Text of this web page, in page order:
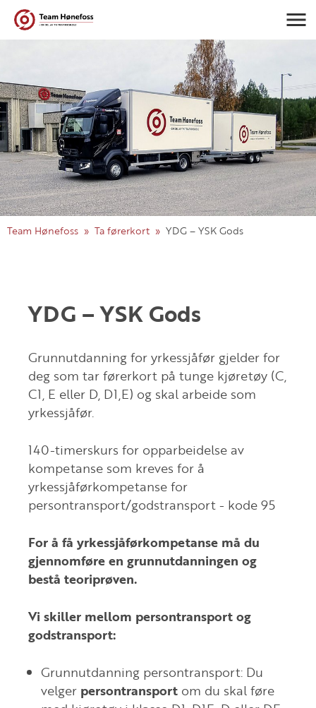
Team Hønefoss Ta førerkort YDG – YSK Gods
YDG – YSK Gods
Grunnutdanning for yrkessjåfør gjelder for
deg som tar førerkort på tunge kjøretøy (C,
C1, E eller D, D1,E) og skal arbeide som
yrkessjåfør.
140-timerskurs for opparbeidelse av
kompetanse som kreves for å
yrkessjåførkompetanse for
persontransport/godstransport - kode 95
For å få yrkessjåførkompetanse må du
gjennomføre en grunnutdanningen og
bestå teoriprøven.
Vi skiller mellom persontransport og
godstransport:
Grunnutdanning persontransport: Du
velger persontransport om du skal føre